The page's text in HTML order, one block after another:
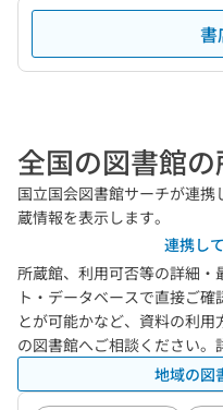
書
全国の図書館
国立国会図書館サーチが連
蔵情報を表示します。
連携し
所蔵館、利用可否等の詳細・
ト・データベースで直接ご
とが可能かなど、資料の利用
の図書館へご相談ください。
地域の図